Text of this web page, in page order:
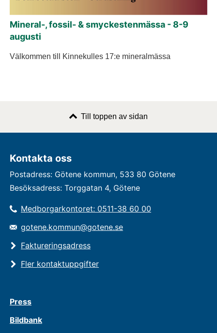
Mineral-, fossil- & smyckestenmässa - 8-9
augusti
Välkommen till Kinnekulles 17:e mineralmässa
Till toppen av sidan
Kontakta oss
Postadress: Götene kommun, 533 80 Götene
Besöksadress: Torggatan 4, Götene
Medborgarkontoret: 0511-38 60 00
gotene.kommun@gotene.se
Faktureringsadress
Fler kontaktuppgifter
Press
Bildbank